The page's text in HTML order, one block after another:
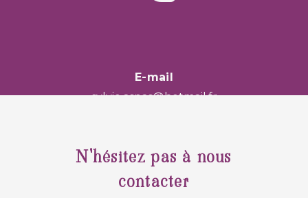
E-mail
sylvie.aspas@hotmail.fr
N'hésitez pas à nous
contacter